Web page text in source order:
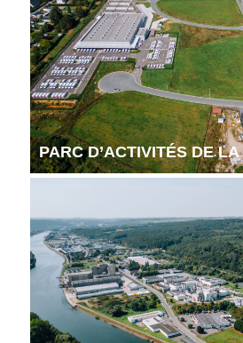
PARC D’ACTIVITÉS DE